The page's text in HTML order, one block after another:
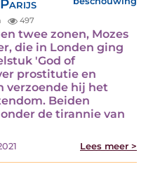
497
twee zonen, Mozes
die in Londen ging
'God of
prostitutie en
verzoende hij het
Beiden
de tirannie van
Lees meer >